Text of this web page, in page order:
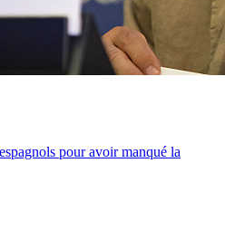
pour avoir manqué la